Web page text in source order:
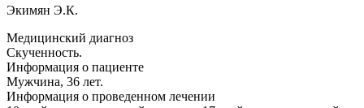
Экимян Э.К.
Медицинский диагноз
Скученность.
Информация о пациенте
Мужчина, 36 лет.
Информация о проведенном лечении